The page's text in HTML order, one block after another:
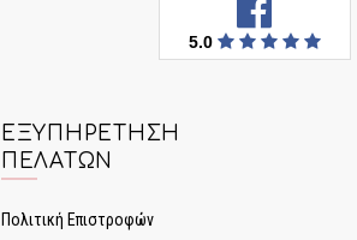
5.0
ΕΞΥΠΗΡΈΤΗΣΗ
ΠΕΛΑΤΏΝ
Πολιτική Επιστροφών